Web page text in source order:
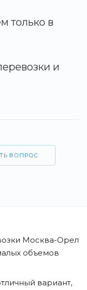
только в
и
ВОПРОС
объемов
вариант,